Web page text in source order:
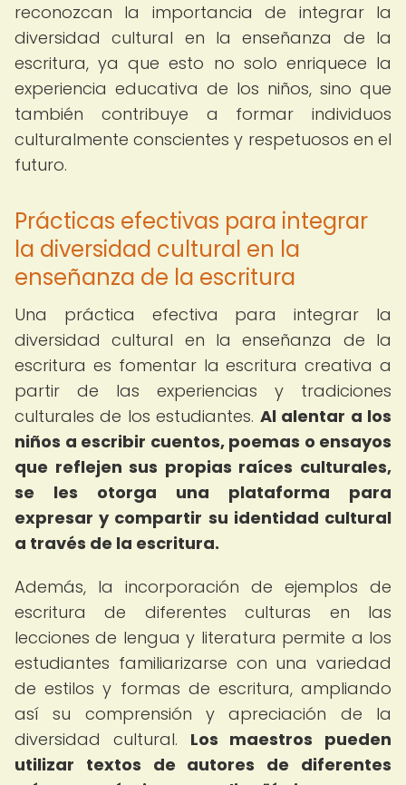
reconozcan la importancia de integrar la
diversidad cultural en la enseñanza de la
escritura, ya que esto no solo enriquece la
experiencia educativa de los niños, sino que
también contribuye a formar individuos
culturalmente conscientes y respetuosos en el
futuro.
Prácticas efectivas para integrar
la diversidad cultural en la
enseñanza de la escritura
Una práctica efectiva para integrar la
diversidad cultural en la enseñanza de la
escritura es fomentar la escritura creativa a
partir de las experiencias y tradiciones
culturales de los estudiantes. Al alentar a los
niños a escribir cuentos, poemas o ensayos
que reflejen sus propias raíces culturales,
se les otorga una plataforma para
expresar y compartir su identidad cultural
a través de la escritura.
Además, la incorporación de ejemplos de
escritura de diferentes culturas en las
lecciones de lengua y literatura permite a los
estudiantes familiarizarse con una variedad
de estilos y formas de escritura, ampliando
así su comprensión y apreciación de la
diversidad cultural. Los maestros pueden
utilizar textos de autores de diferentes